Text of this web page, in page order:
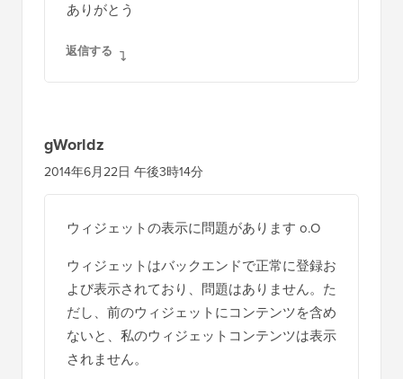
ありがとう
返信する
gWorldz
2014年6月22日 午後3時14分
ウィジェットの表示に問題があります o.O
ウィジェットはバックエンドで正常に登録お
よび表示されており、問題はありません。た
だし、前のウィジェットにコンテンツを含め
ないと、私のウィジェットコンテンツは表示
されません。